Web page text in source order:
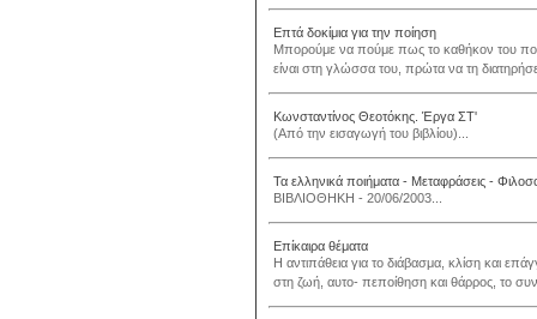
Επτά δοκίμια για την ποίηση
Μπορούμε να πούμε πως το καθήκον του
είναι στη γλώσσα του, πρώτα να τη
Κωνσταντίνος Θεοτόκης. Έργα ΣΤ'
(Από την εισαγωγή του βιβλίου)...
Τα ελληνικά ποιήματα - Μεταφράσεις -
ΒΙΒΛΙΟΘΗΚΗ - 20/06/2003...
Επίκαιρα θέματα
Η αντιπάθεια για το διάβασμα, κλίση και
στη ζωή, αυτο- πεποίθηση και θάρρος, το